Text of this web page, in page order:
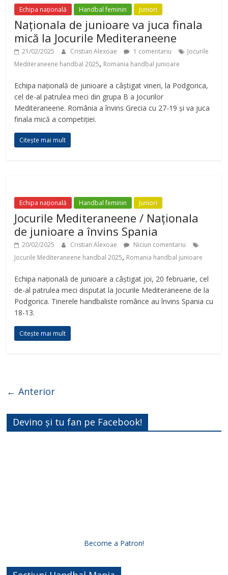
Echipa națională Handbal feminin Juniori
Naționala de junioare va juca finala
mică la Jocurile Mediteraneene
21/02/2025 Cristian Alexoae 1 comentariu
Jocurile
Mediteraneene handbal 2025, Romania handbal junioare
Echipa națională de junioare a câștigat vineri, la Podgorica,
cel de-al patrulea meci din grupa B a Jocurilor
Mediteraneene. România a învins Grecia cu 27-19 și va juca
finala mică a competiției.
Citește mai mult
Echipa națională Handbal feminin Juniori
Jocurile Mediteraneene / Naționala
de junioare a învins Spania
20/02/2025 Cristian Alexoae
Niciun comentariu
Jocurile Mediteraneene handbal 2025, Romania handbal junioare
Echipa națională de junioare a câștigat joi, 20 februarie, cel
de-al patrulea meci disputat la Jocurile Mediteraneene de la
Podgorica. Tinerele handbaliste românce au învins Spania cu
18-13.
Citește mai mult
← Anterior
Devino și tu fan pe Facebook!
Become a Patron!